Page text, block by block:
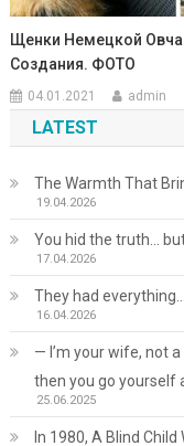
Щенки Немецкой
Создания. ФОТО
04.01.2021 admin
LATEST
The Warmth That
19.04.2026
You hid the truth…
17.04.2026
They had
16.04.2026
— I’m your wife, not
then you go yourself
25.06.2025
In 1980, A Blind